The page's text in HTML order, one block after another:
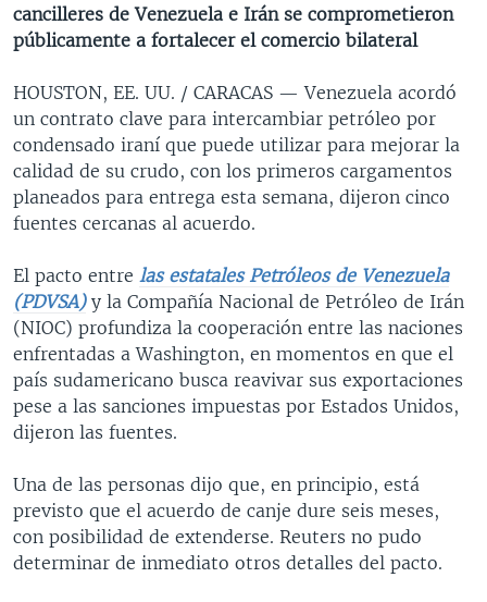
FORO [RADIO]
DEPORTIVO INTERNACIONAL
NOTA ECONÓMICA
ENTRETENIMIENTO
cancilleres de Venezuela e Irán se comprometieron
públicamente a fortalecer el comercio bilateral
HOUSTON, EE. UU. / CARACAS —Venezuela acordó
un contrato clave para intercambiar petróleo por
condensado iraní que puede utilizar para mejorar la
calidad de su crudo, con los primeros cargamentos
planeados para entrega esta semana, dijeron cinco
fuentes cercanas al acuerdo.
El pacto entre las estatales Petróleos de Venezuela
(PDVSA)y la Compañía Nacional de Petróleo de Irán
(NIOC) profundiza la cooperación entre las naciones
enfrentadas a Washington, en momentos en que el
país sudamericano busca reavivar sus exportaciones
pese a las sanciones impuestas por Estados Unidos,
dijeron las fuentes.
Una de las personas dijo que, en principio, está
previsto que el acuerdo de canje dure seis meses,
con posibilidad de extenderse. Reuters no pudo
determinar de inmediato otros detalles del pacto.